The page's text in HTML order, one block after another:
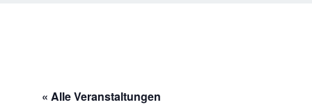
« Alle Veranstaltungen